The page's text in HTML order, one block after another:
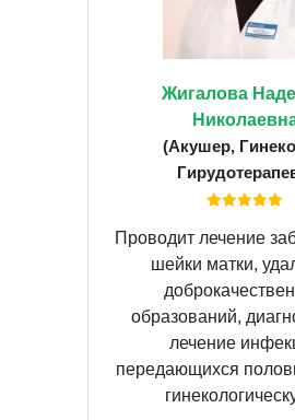
Жигалова
(Акушер,
Проводит лечение
шейки матки,
образований,
лечение
передающихся